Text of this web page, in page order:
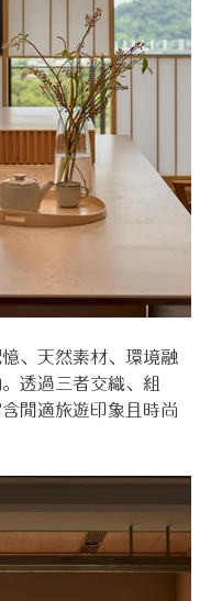
、天然素材、環境融
透過三者交織、組
閒適旅遊印象且時尚